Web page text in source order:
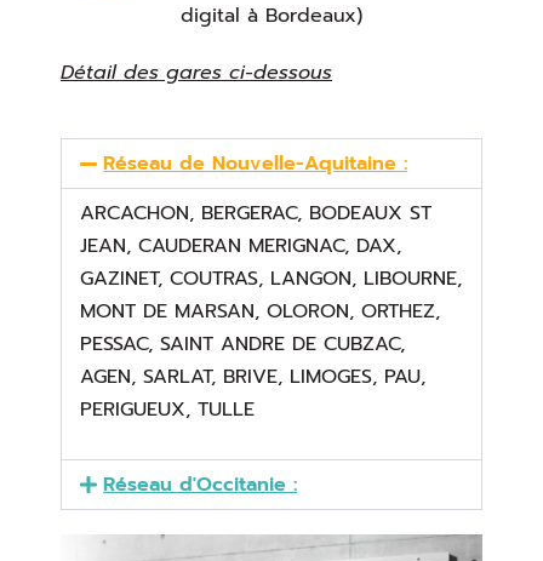
digital à Bordeaux)
Détail des gares ci-dessous
Réseau de Nouvelle-Aquitaine :
ARCACHON, BERGERAC, BODEAUX ST
JEAN, CAUDERAN MERIGNAC, DAX,
GAZINET, COUTRAS, LANGON, LIBOURNE,
MONT DE MARSAN, OLORON, ORTHEZ,
PESSAC, SAINT ANDRE DE CUBZAC,
AGEN, SARLAT, BRIVE, LIMOGES, PAU,
PERIGUEUX, TULLE
Réseau d'Occitanie :